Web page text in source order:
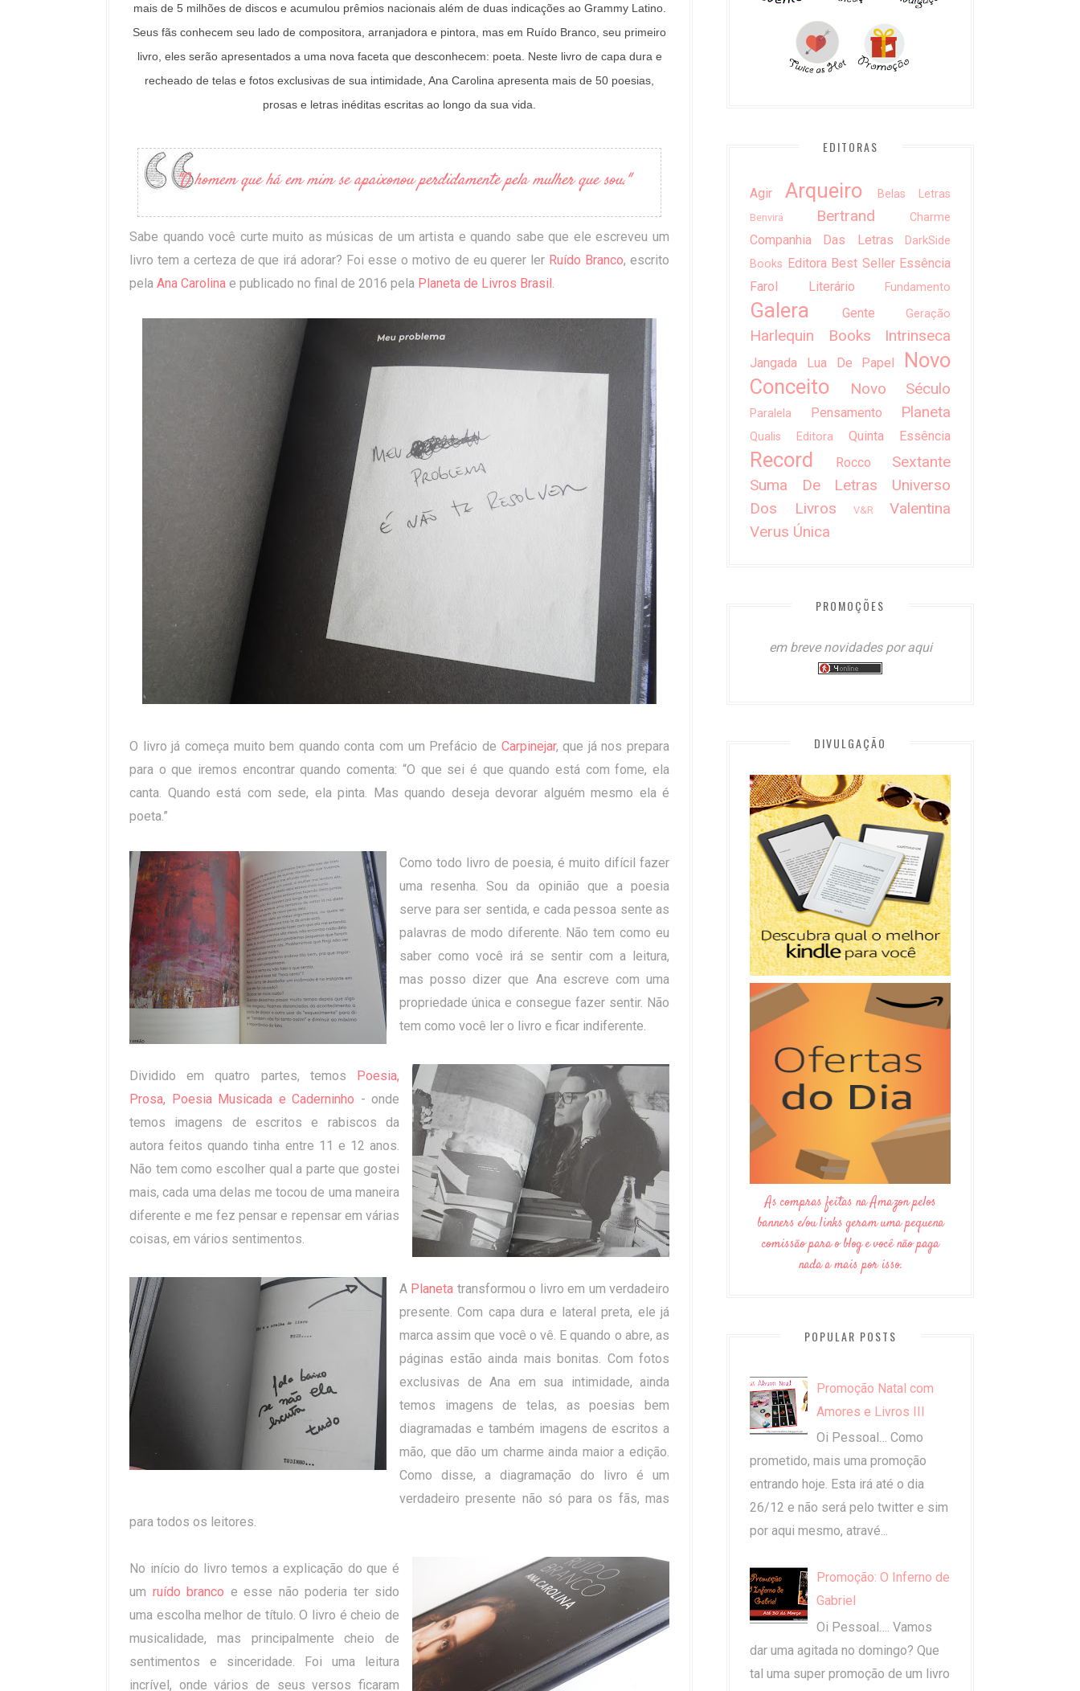
mais de 5 milhões de discos e acumulou prêmios nacionais além de duas indicações ao Grammy Latino.
Seus fãs conhecem seu lado de compositora, arranjadora e pintora, mas em Ruído Branco, seu primeiro
livro, eles serão apresentados a uma nova faceta que desconhecem: poeta. Neste livro de capa dura e
recheado de telas e fotos exclusivas de sua intimidade, Ana Carolina apresenta mais de 50 poesias,
prosas e letras inéditas escritas ao longo da sua vida.
"O homem que há em mim se apaixonou perdidamente pela mulher que sou."
Sabe quando você curte muito as músicas de um artista e quando sabe que ele escreveu um
livro tem a certeza de que irá adorar? Foi esse o motivo de eu querer ler Ruído Branco, escrito
pela Ana Carolina e publicado no final de 2016 pela Planeta de Livros Brasil.
O livro já começa muito bem quando conta com um Prefácio de Carpinejar, que já nos prepara
para o que iremos encontrar quando comenta: “O que sei é que quando está com fome, ela
canta. Quando está com sede, ela pinta. Mas quando deseja devorar alguém mesmo ela é
poeta.”
Como todo livro de poesia, é muito difícil fazer
uma resenha. Sou da opinião que a poesia
serve para ser sentida, e cada pessoa sente as
palavras de modo diferente. Não tem como eu
saber como você irá se sentir com a leitura,
mas posso dizer que Ana escreve com uma
propriedade única e consegue fazer sentir. Não
tem como você ler o livro e ficar indiferente.
Dividido em quatro partes, temos Poesia,
Prosa, Poesia Musicada e Caderninho - onde
temos imagens de escritos e rabiscos da
autora feitos quando tinha entre 11 e 12 anos.
Não tem como escolher qual a parte que gostei
mais, cada uma delas me tocou de uma maneira
diferente e me fez pensar e repensar em várias
coisas, em vários sentimentos.
A Planeta transformou o livro em um verdadeiro
presente. Com capa dura e lateral preta, ele já
marca assim que você o vê. E quando o abre, as
páginas estão ainda mais bonitas. Com fotos
exclusivas de Ana em sua intimidade, ainda
temos imagens de telas, as poesias bem
diagramadas e também imagens de escritos a
mão, que dão um charme ainda maior a edição.
Como disse, a diagramação do livro é um
verdadeiro presente não só para os fãs, mas
para todos os leitores.
No início do livro temos a explicação do que é
um ruído branco e esse não poderia ter sido
uma escolha melhor de título. O livro é cheio de
musicalidade, mas principalmente cheio de
sentimentos e sinceridade. Foi uma leitura
incrível, onde vários de seus versos ficaram
EDITORAS
Agir Arqueiro Belas Letras
Benvirá Bertrand Charme
Companhia Das Letras
DarkSide
Books Editora Best Seller Essência
Farol Literário
Fundamento
Galera Gente Geração
Harlequin Books Intrinseca
Jangada Lua De Papel
Novo
Conceito
Novo Século
Paralela Pensamento Planeta
Qualis Editora Quinta Essência
Record Rocco
Sextante
Suma De Letras
Universo
Dos Livros
V&R
Valentina
Verus Única
PROMOÇÕES
em breve novidades por aqui
DIVULGAÇÃO
As compras feitas na Amazon pelos
banners e/ou links geram uma pequena
comissão para o blog e você não paga
nada a mais por isso.
POPULAR POSTS
Promoção Natal com
Amores e Livros III
Oi Pessoal… Como
prometido, mais uma promoção
entrando hoje. Esta irá até o dia
26/12 e não será pelo twitter e sim
por aqui mesmo, atravé...
Promoção: O Inferno de
Gabriel
Oi Pessoal…. Vamos
dar uma agitada no domingo? Que
tal uma super promoção de um livro